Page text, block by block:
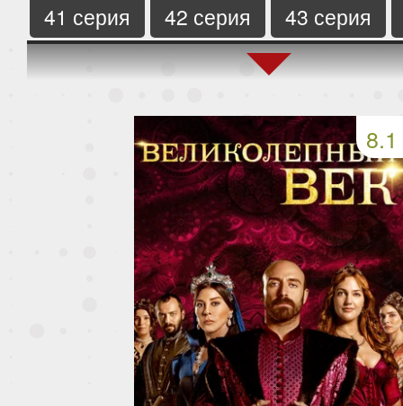
41 серия
42 серия
43 серия
45 серия
46 серия
8.1